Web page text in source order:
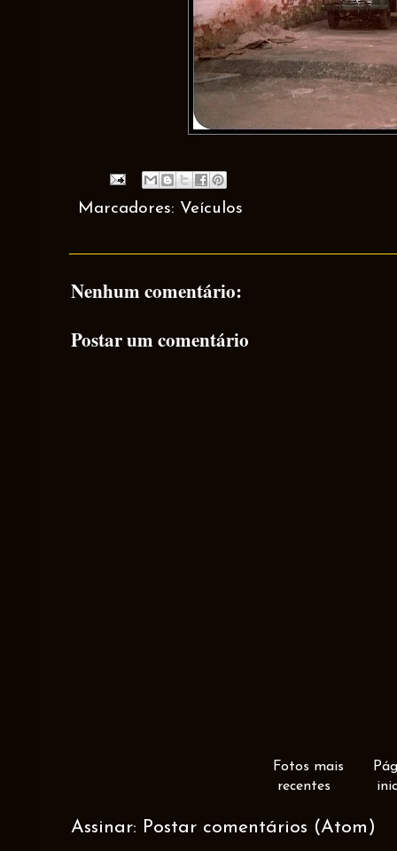
Marcadores: Veículos
Nenhum comentário:
Postar um comentário
Fotos mais
recentes
Assinar: Postar comentários (Atom)